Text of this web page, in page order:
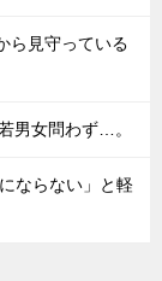
ら見守っている
男女問わず…。
ならない」と軽